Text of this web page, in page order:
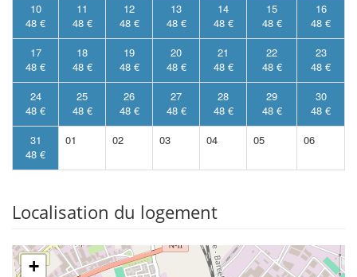
10
48 €
11
48 €
12
48 €
13
48 €
14
48 €
15
48 €
16
48 €
17
48 €
18
48 €
19
48 €
20
48 €
21
48 €
22
48 €
23
48 €
24
48 €
25
48 €
26
48 €
27
48 €
28
48 €
29
48 €
30
48 €
31
48 €
01 02 03 04 05 06
Localisation du logement
+